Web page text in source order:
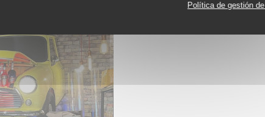
Política de gestión